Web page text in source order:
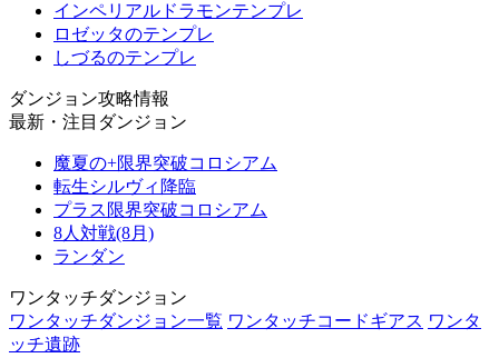
インペリアルドラモンテンプレ
ロゼッタのテンプレ
しづるのテンプレ
ダンジョン攻略情報
最新・注目ダンジョン
魔夏の+限界突破コロシアム
転生シルヴィ降臨
プラス限界突破コロシアム
8人対戦(8月)
ランダン
ワンタッチダンジョン
ワンタッチダンジョン一覧 ワンタッチコードギアス ワンタ
ッチ遺跡